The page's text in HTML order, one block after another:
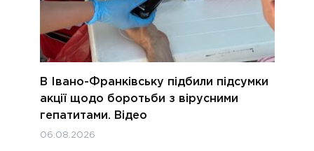
В Івано-Франківську підбили підсумки
акції щодо боротьби з вірусними
гепатитами. Відео
06.08.2026